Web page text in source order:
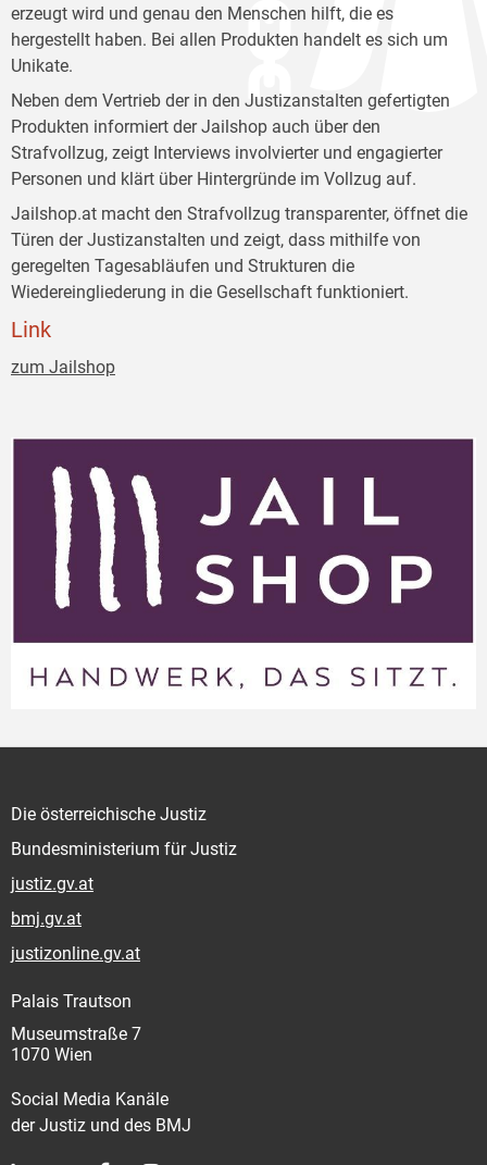
erzeugt wird und genau den Menschen hilft, die es
hergestellt haben. Bei allen Produkten handelt es sich um
Unikate.
Neben dem Vertrieb der in den Justizanstalten gefertigten
Produkten informiert der Jailshop auch über den
Strafvollzug, zeigt Interviews involvierter und engagierter
Personen und klärt über Hintergründe im Vollzug auf.
Jailshop.at macht den Strafvollzug transparenter, öffnet die
Türen der Justizanstalten und zeigt, dass mithilfe von
geregelten Tagesabläufen und Strukturen die
Wiedereingliederung in die Gesellschaft funktioniert.
Link
zum Jailshop
Die österreichische Justiz
Bundesministerium für Justiz
justiz.gv.at
bmj.gv.at
justizonline.gv.at
Palais Trautson
Museumstraße 7
1070 Wien
Social Media Kanäle
der Justiz und des BMJ